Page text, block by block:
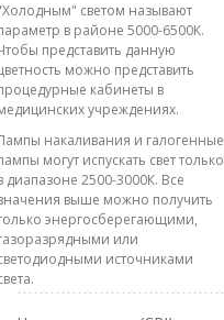
светом называют
в районе 5000-6500К.
представить данную
можно представить
кабинеты в
учреждениях.
накаливания и галогенные
могут испускать свет только
диапазоне 2500-3000К. Все
выше можно получить
энергосберегающими,
или
источниками